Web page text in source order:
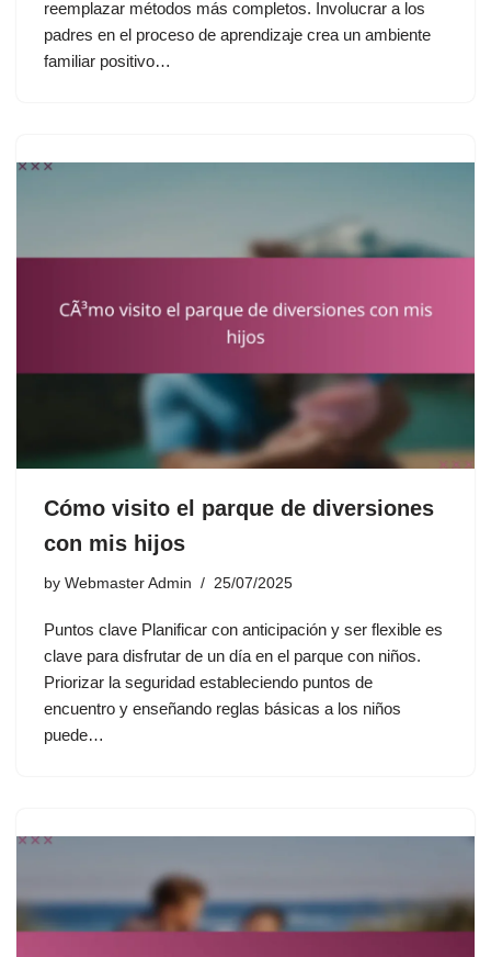
reemplazar métodos más completos. Involucrar a los
padres en el proceso de aprendizaje crea un ambiente
familiar positivo…
Cómo visito el parque de diversiones
con mis hijos
by Webmaster Admin 25/07/2025
Puntos clave Planificar con anticipación y ser flexible es
clave para disfrutar de un día en el parque con niños.
Priorizar la seguridad estableciendo puntos de
encuentro y enseñando reglas básicas a los niños
puede…